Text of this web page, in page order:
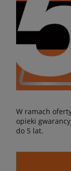
W ramach
opieki
do 5 lat.